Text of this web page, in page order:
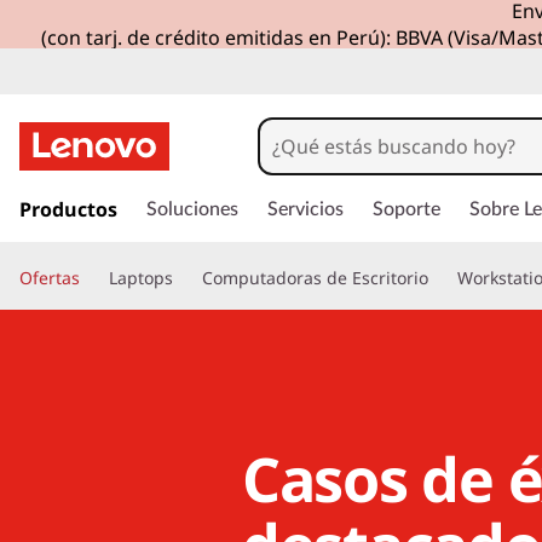
(con tarj. de crédito emitidas en Perú): BBVA (Visa/
r
c
o
Productos Soluciones Servicios Soporte Sobre
Ofertas Laptops Computadoras de Escritorio
Casos de